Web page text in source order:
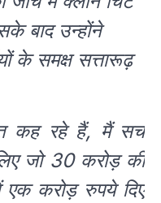
बाद उन्होंने
के समक्ष सत्तारूढ़
कह रहे हैं, मैं सच
जो 30 करोड़ की
करोड़ रुपये दिए